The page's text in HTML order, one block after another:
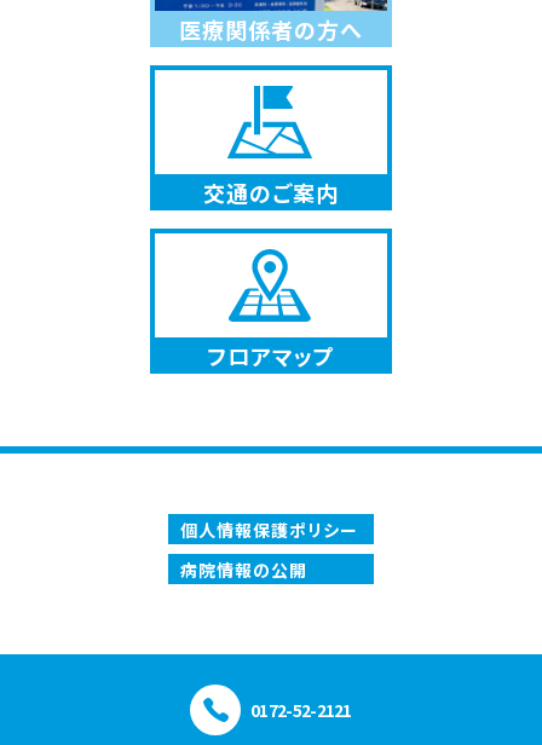
医療関係者の方へ
交通のご案内
フロアマップ
個人情報保護ポリシー
病院情報の公開
0172-52-2121